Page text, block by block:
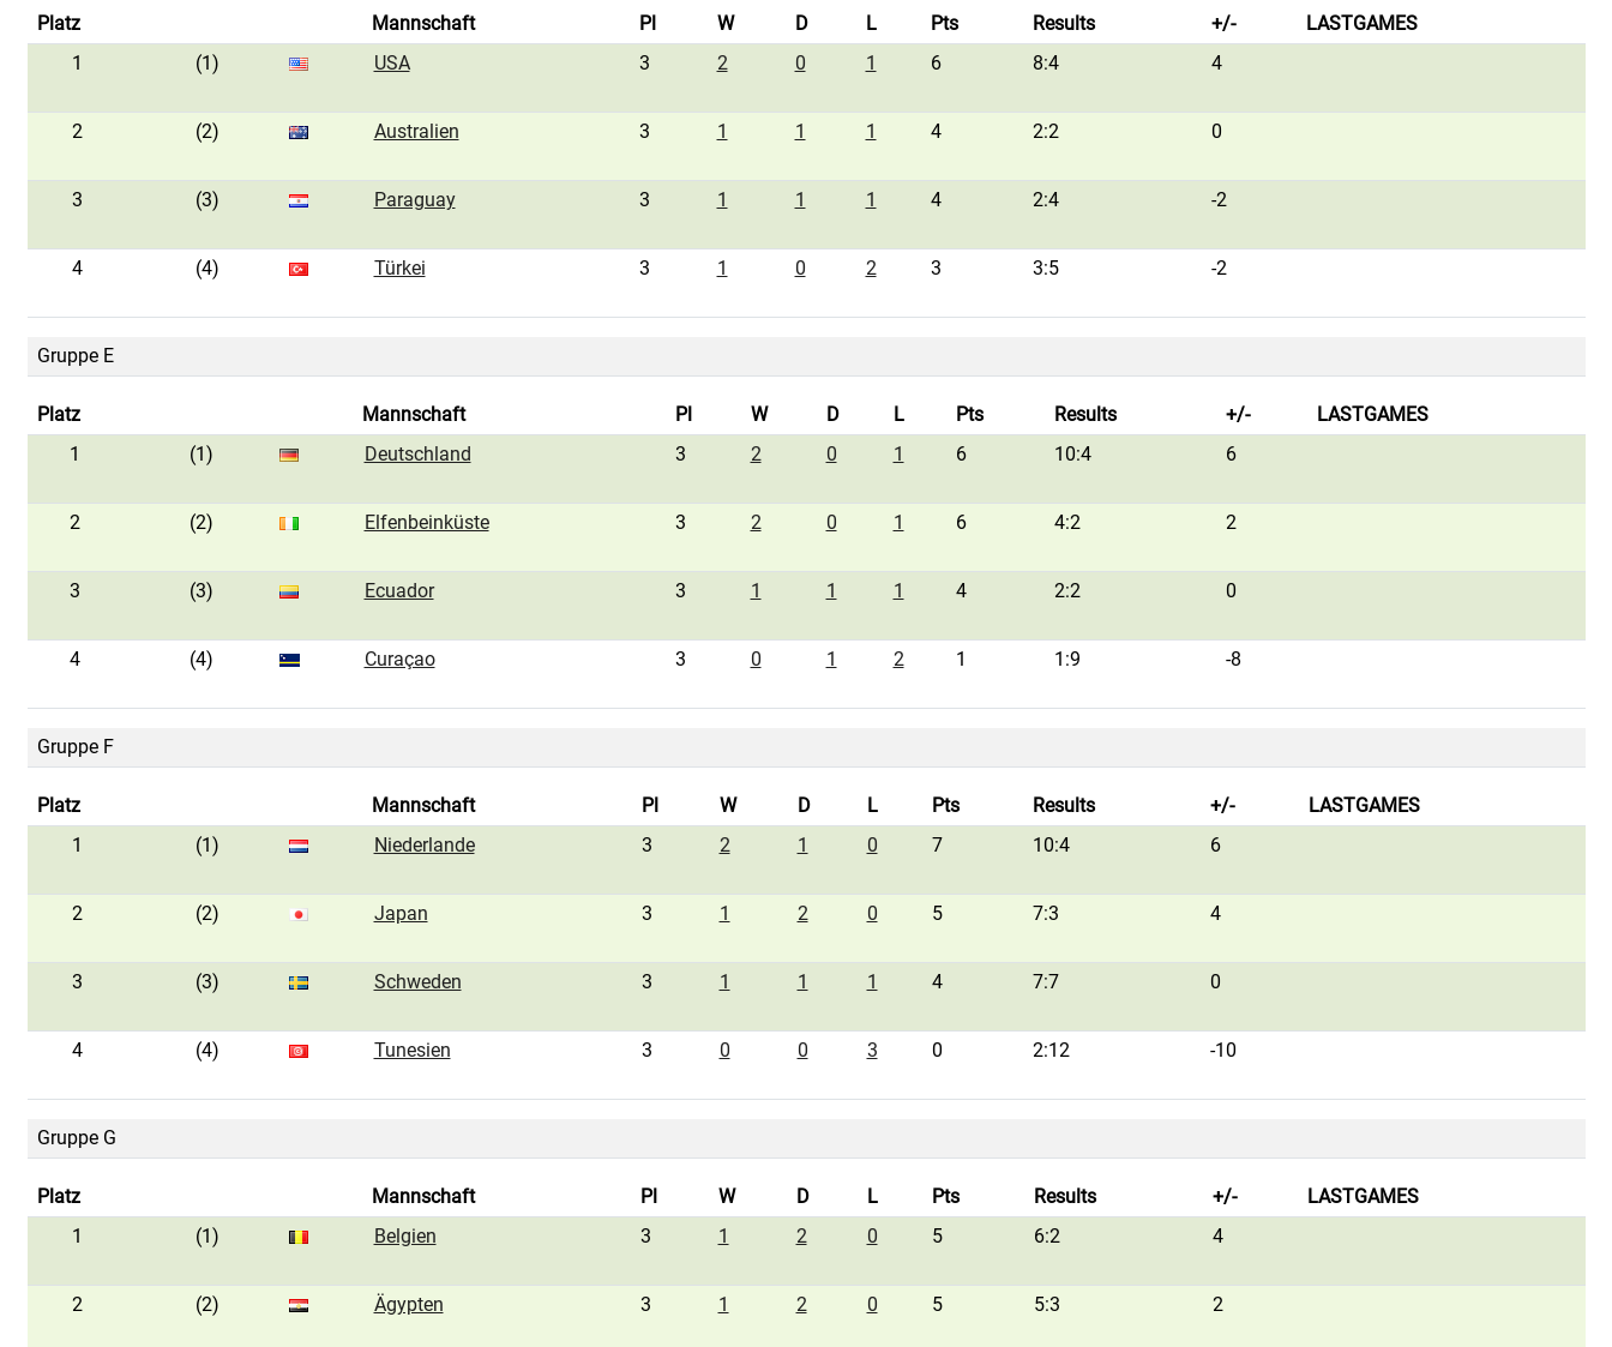
Platz Mannschaft Pl W D L Pts Results +/-
LASTGAMES
1
(1) USA 3 2 0 1 6 8:4 4
2 (2) Australien 3 1 1 1 4 2:2 0
3 (3) Paraguay 3 1 1 1 4 2:4 -2
4 (4) Türkei 3 1 0 2 3 3:5 -2
Gruppe E
Platz Mannschaft Pl W D L Pts Results +/-
LASTGAMES
1
(1) Deutschland 3 2 0 1 6 10:4 6
2 (2) Elfenbeinküste 3 2 0 1 6 4:2 2
3 (3) Ecuador 3 1 1 1 4 2:2 0
4 (4) Curaçao 3 0 1 2 1 1:9 -8
Gruppe F
Platz Mannschaft Pl W D L Pts Results +/-
LASTGAMES
1
(1) Niederlande 3 2 1 0 7 10:4 6
2 (2) Japan 3 1 2 0 5 7:3 4
3 (3) Schweden 3 1 1 1 4 7:7 0
4 (4) Tunesien 3 0 0 3 0 2:12 -10
Gruppe G
Platz Mannschaft Pl W D L Pts Results +/-
LASTGAMES
1
(1) Belgien 3 1 2 0 5 6:2 4
2 (2) Ägypten 3 1 2 0 5 5:3 2